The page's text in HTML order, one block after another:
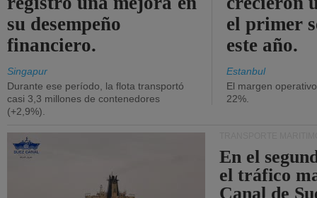
su desempeño
financiero.
Singapur
Durante ese período, la flota transportó
casi 3,3 millones de contenedores
(+2,9%).
el primer
este año.
Estanbul
El margen
22%.
En el
el tráfico
Canal de